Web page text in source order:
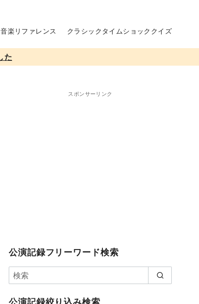
楽リファレンス クラシックタイムショッククイズ
た
スポンサーリンク
公演記録フリーワード検索
公演記録絞り込み検索